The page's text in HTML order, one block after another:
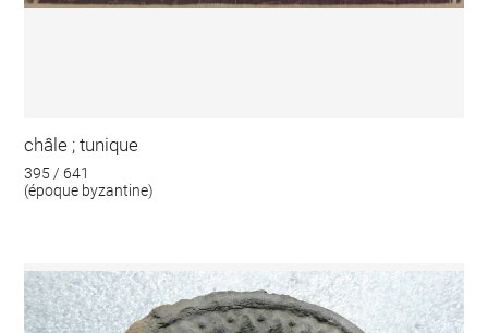
châle ; tunique
395 / 641
(époque byzantine)